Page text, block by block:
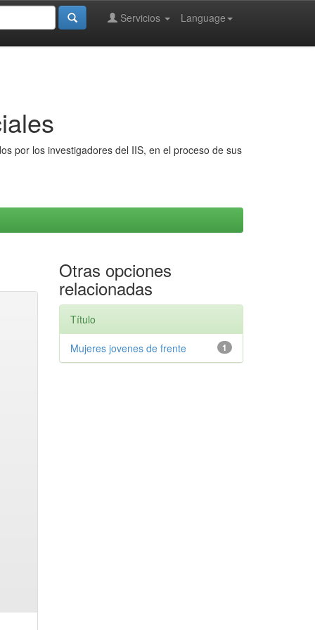
Language
Servicios
por los investigadores del IIS, en el proceso de sus
Otras opciones
relacionadas
Título
1
Mujeres jovenes de frente